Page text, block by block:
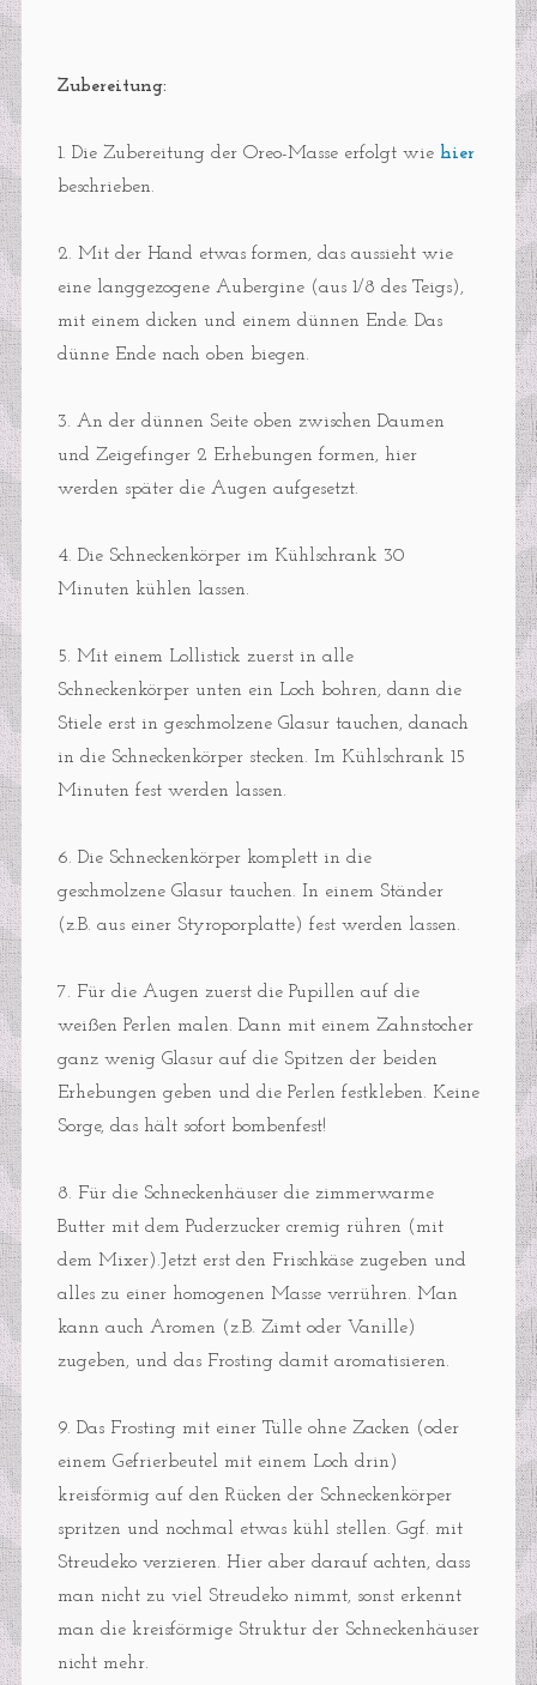
Zubereitung:
1. Die Zubereitung der Oreo-Masse erfolgt wie hier
beschrieben.
2. Mit der Hand etwas formen, das aussieht wie
eine langgezogene Aubergine (aus 1/8 des Teigs),
mit einem dicken und einem dünnen Ende. Das
dünne Ende nach oben biegen.
3. An der dünnen Seite oben zwischen Daumen
und Zeigefinger 2 Erhebungen formen, hier
werden später die Augen aufgesetzt.
4. Die Schneckenkörper im Kühlschrank 30
Minuten kühlen lassen.
5. Mit einem Lollistick zuerst in alle
Schneckenkörper unten ein Loch bohren, dann die
Stiele erst in geschmolzene Glasur tauchen, danach
in die Schneckenkörper stecken. Im Kühlschrank 15
Minuten fest werden lassen.
6. Die Schneckenkörper komplett in die
geschmolzene Glasur tauchen. In einem Ständer
(z.B. aus einer Styroporplatte) fest werden lassen.
7. Für die Augen zuerst die Pupillen auf die
weißen Perlen malen. Dann mit einem Zahnstocher
ganz wenig Glasur auf die Spitzen der beiden
Erhebungen geben und die Perlen festkleben. Keine
Sorge, das hält sofort bombenfest!
8. Für die Schneckenhäuser die zimmerwarme
Butter mit dem Puderzucker cremig rühren (mit
dem Mixer).Jetzt erst den Frischkäse zugeben und
alles zu einer homogenen Masse verrühren. Man
kann auch Aromen (z.B. Zimt oder Vanille)
zugeben, und das Frosting damit aromatisieren.
9. Das Frosting mit einer Tülle ohne Zacken (oder
einem Gefrierbeutel mit einem Loch drin)
kreisförmig auf den Rücken der Schneckenkörper
spritzen und nochmal etwas kühl stellen. Ggf. mit
Streudeko verzieren. Hier aber darauf achten, dass
man nicht zu viel Streudeko nimmt, sonst erkennt
man die kreisförmige Struktur der Schneckenhäuser
nicht mehr.